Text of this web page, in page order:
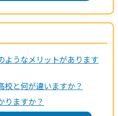
ようなメリットがあります
校と何が違いますか？
りますか？